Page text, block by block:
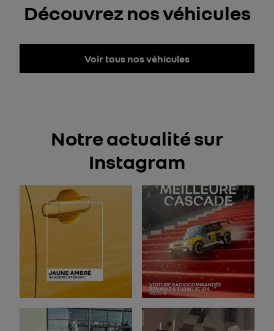
Découvrez nos véhicules
Voir tous nos véhicules
Notre actualité sur
Instagram